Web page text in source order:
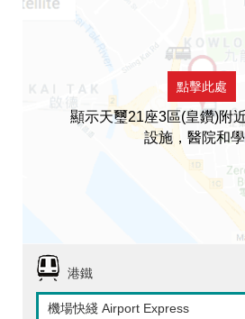
點擊此處
顯示天璽21座3區(皇鑽)附
設施，醫院和
港鐵
機場快綫 Airport Express